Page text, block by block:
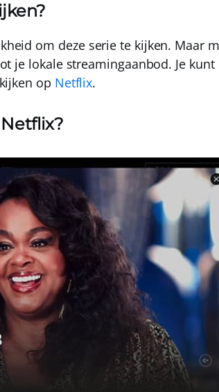
om deze serie te kijken. Maar
je lokale streamingaanbod. Je
op Netflix.